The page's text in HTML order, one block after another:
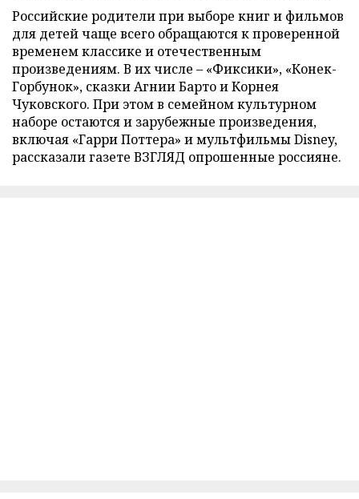
Российские родители при выборе книг и фильмов
для детей чаще всего обращаются к проверенной
временем классике и отечественным
произведениям. В их числе – «Фиксики», «Конек-
Горбунок», сказки Агнии Барто и Корнея
Чуковского. При этом в семейном культурном
наборе остаются и зарубежные произведения,
включая «Гарри Поттера» и мультфильмы Disney,
рассказали газете ВЗГЛЯД опрошенные россияне.